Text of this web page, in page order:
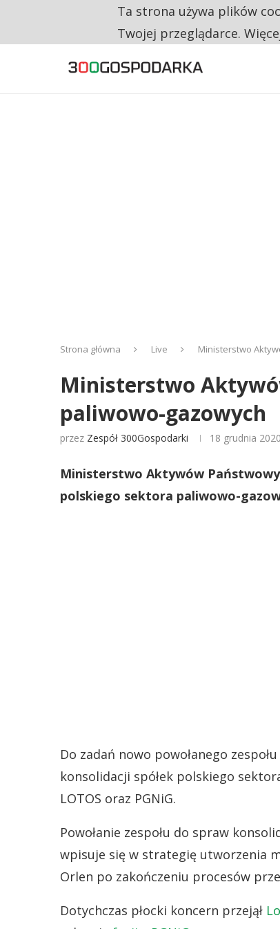
CO TRZECIĄ ZŁOTÓWKĘ Z
Strona główna Live Ministerstwo
Ministerstwo
paliwowo-gazowych
przez Zespół 300Gospodarki 18 grudnia 2020
Ministerstwo Aktywów
polskiego sektora paliwowo-
Do zadań nowo powołanego
konsolidacji spółek polskiego
LOTOS oraz PGNiG.
Powołanie zespołu do spraw
wpisuje się w strategię utworzenia
Orlen po zakończeniu procesów
Dotychczas płocki koncern przejął
Ta strona używa plików
Twojej przeglądarce.